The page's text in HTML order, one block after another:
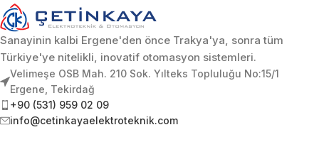
Sanayinin kalbi Ergene'den önce Trakya'ya, sonra tüm
Türkiye'ye nitelikli, inovatif otomasyon sistemleri.
Velimeşe OSB Mah. 210 Sok. Yılteks Topluluğu No:15/1
Ergene, Tekirdağ
+90 (531) 959 02 09
info@cetinkayaelektroteknik.com